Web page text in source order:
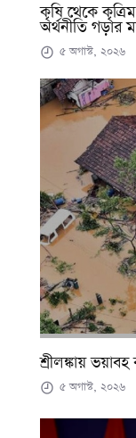
কৃষি থেকে
অর্থনীতি গড়ার
৫ অগাস্ট, ২০২৬
শ্রীলঙ্কায়
৫ অগাস্ট, ২০২৬